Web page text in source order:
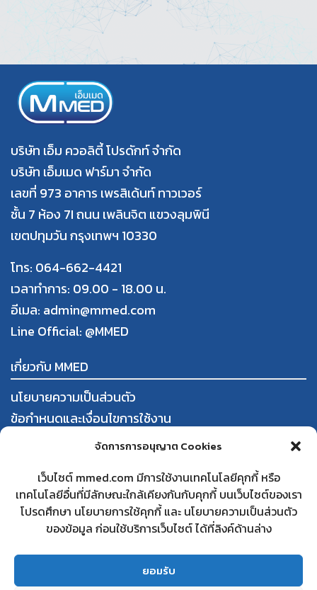
จัดการการอนุญาต Cookies
เว็บไซต์ mmed.com มีการใช้งานเทคโนโลยีคุกกี้ หรือ
เทคโนโลยีอื่นที่มีลักษณะใกล้เคียงกันกับคุกกี้ บนเว็บไซต์ของเรา
โปรดศึกษา นโยบายการใช้คุกกี้ และ นโยบายความเป็นส่วนตัว
ของข้อมูล ก่อนใช้บริการเว็บไซต์ ได้ที่ลิงค์ด้านล่าง
ยอมรับ
บริษัท เอ็ม ควอลิตี้ โปรดักท์ จำกัด
บริษัท เอ็มเมด ฟาร์มา จำกัด
เลขที่ 973 อาคาร เพรสิเด้นท์ ทาวเวอร์
ชั้น 7 ห้อง 7I ถนน เพลินจิต แขวงลุมพินี
เขตปทุมวัน กรุงเทพฯ 10330
โทร: 064-662-4421
เวลาทำการ: 09.00 - 18.00 น.
อีเมล: admin@mmed.com
Line Official: @MMED
เกี่ยวกับ MMED
นโยบายความเป็นส่วนตัว
ข้อกำหนดและเงื่อนไขการใช้งาน
การสั่งซื้อและชำระสินค้า
ใบทะเบียนพาณิชย์
สนใจเป็นคู่ค้ากับ MMED
คำถามที่พบบ่อย
ติดต่อเรา